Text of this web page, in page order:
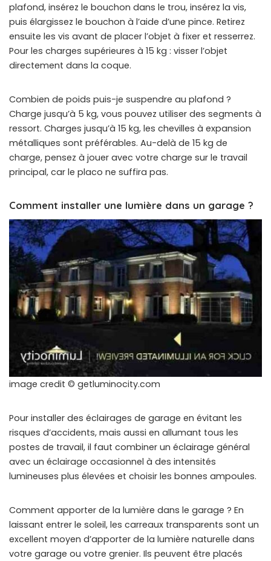
plafond, insérez le bouchon dans le trou, insérez la vis,
puis élargissez le bouchon à l’aide d’une pince. Retirez
ensuite les vis avant de placer l’objet à fixer et resserrez.
Pour les charges supérieures à 15 kg : visser l’objet
directement dans la coque.
Combien de poids puis-je suspendre au plafond ?
Charge jusqu’à 5 kg, vous pouvez utiliser des segments à
ressort. Charges jusqu’à 15 kg, les chevilles à expansion
métalliques sont préférables. Au-delà de 15 kg de
charge, pensez à jouer avec votre charge sur le travail
principal, car le placo ne suffira pas.
Comment installer une lumière dans un garage ?
image credit © getluminocity.com
Pour installer des éclairages de garage en évitant les
risques d’accidents, mais aussi en allumant tous les
postes de travail, il faut combiner un éclairage général
avec un éclairage occasionnel à des intensités
lumineuses plus élevées et choisir les bonnes ampoules.
Comment apporter de la lumière dans le garage ? En
laissant entrer le soleil, les carreaux transparents sont un
excellent moyen d’apporter de la lumière naturelle dans
votre garage ou votre grenier. Ils peuvent être placés